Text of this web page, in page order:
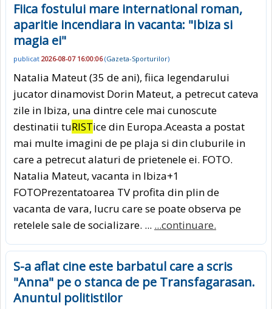
Fiica fostului mare international roman,
aparitie incendiara in vacanta: "Ibiza si
magia ei"
publicat 2026-08-07 16:00:06(Gazeta-Sporturilor)
Natalia Mateut (35 de ani), fiica legendarului
jucator dinamovist Dorin Mateut, a petrecut cateva
zile in Ibiza, una dintre cele mai cunoscute
destinatii tuRISTice din Europa.Aceasta a postat
mai multe imagini de pe plaja si din cluburile in
care a petrecut alaturi de prietenele ei. FOTO.
Natalia Mateut, vacanta in Ibiza+1
FOTOPrezentatoarea TV profita din plin de
vacanta de vara, lucru care se poate observa pe
retelele sale de socializare. ... ...continuare.
S-a aflat cine este barbatul care a scris
"Anna" pe o stanca de pe Transfagarasan.
Anuntul politistilor